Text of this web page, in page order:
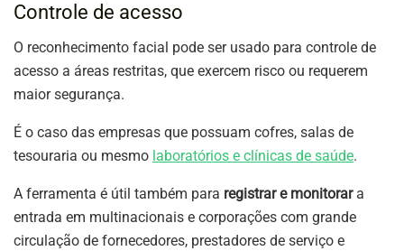
Controle de acesso
O reconhecimento facial pode ser usado para controle de
acesso a áreas restritas, que exercem risco ou requerem
maior segurança.
É o caso das empresas que possuam cofres, salas de
tesouraria ou mesmo laboratórios e clínicas de saúde.
A ferramenta é útil também para registrar e monitorara
entrada em multinacionais e corporações com grande
circulação de fornecedores, prestadores de serviço e